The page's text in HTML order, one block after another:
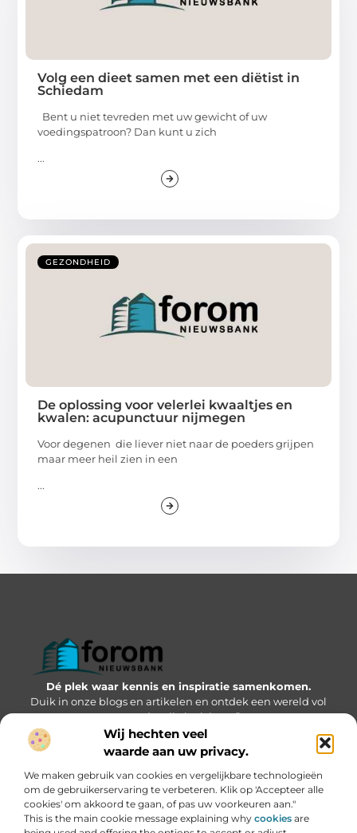
Wij hechten veel
waarde aan uw privacy.
We maken gebruik van cookies en vergelijkbare technologieën
om de gebruikerservaring te verbeteren. Klik op 'Accepteer alle
cookies' om akkoord te gaan, of pas uw voorkeuren aan."
This is the main cookie message explaining why cookies are
Volg een dieet samen met een diëtist in
Schiedam
Bent u niet tevreden met uw gewicht of uw
voedingspatroon? Dan kunt u zich
...
GEZONDHEID
De oplossing voor velerlei kwaaltjes en
kwalen: acupunctuur nijmegen
Voor degenen die liever niet naar de poeders grijpen
maar meer heil zien in een
...
Dé plek waar kennis en inspiratie samenkomen.
Duik in onze blogs en artikelen en ontdek een wereld vol
waardevolle inzichten.”
Bericht categorie
Onze informatie